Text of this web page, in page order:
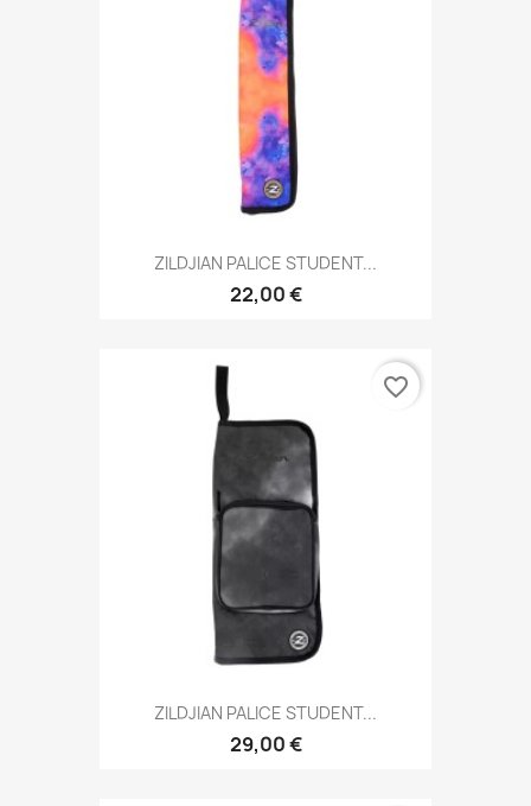
ZILDJIAN PALICE STUDENT...
22,00 €
ZILDJIAN PALICE STUDENT...
29,00 €
favorite_border